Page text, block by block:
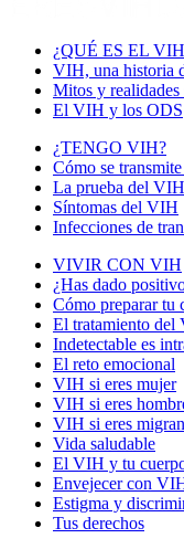
¿QUÉ ES EL
VIH, una historia
Mitos y
El VIH y los ODS
¿TENGO VIH?
Cómo se
La prueba del VIH
Síntomas del VIH
Infecciones de
VIVIR CON VIH
¿Has dado
Cómo preparar tu
El tratamiento del
Indetectable es
El reto emocional
VIH si eres mujer
VIH si eres
VIH si eres
Vida saludable
El VIH y tu
Envejecer con
Estigma y
Tus derechos